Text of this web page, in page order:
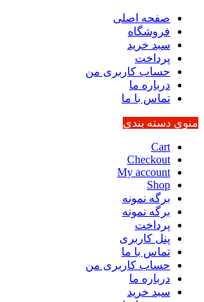
صفحه اصلی
فروشگاه
سبد خرید
پرداخت
حساب کاربری من
درباره ما
تماس با ما
منوی دسته بندی
Cart
Checkout
My account
Shop
برگه نمونه
برگه نمونه
پرداخت
پنل کاربری
تماس با ما
حساب کاربری من
درباره ما
سبد خرید